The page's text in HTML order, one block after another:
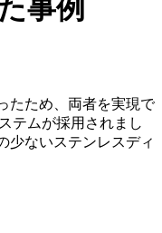
事例
たため、両者を実現で
テムが採用されまし
少ないステンレスディ